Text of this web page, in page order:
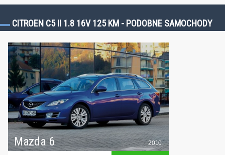
CITROEN C5 II 1.8 16V 125 KM - PODOBNE SAMOCHODY
Mazda 6 2010